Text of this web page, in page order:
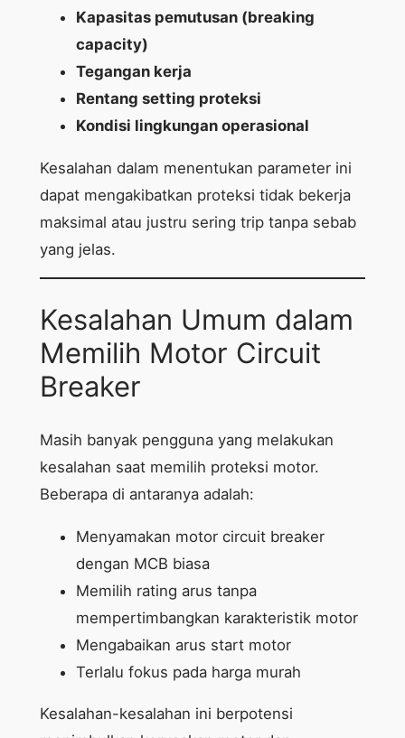
Kapasitas pemutusan (breaking
capacity)
Tegangan kerja
Rentang setting proteksi
Kondisi lingkungan operasional
Kesalahan dalam menentukan parameter ini
dapat mengakibatkan proteksi tidak bekerja
maksimal atau justru sering trip tanpa sebab
yang jelas.
Kesalahan Umum dalam
Memilih Motor Circuit
Breaker
Masih banyak pengguna yang melakukan
kesalahan saat memilih proteksi motor.
Beberapa di antaranya adalah:
Menyamakan motor circuit breaker
dengan MCB biasa
Memilih rating arus tanpa
mempertimbangkan karakteristik motor
Mengabaikan arus start motor
Terlalu fokus pada harga murah
Kesalahan-kesalahan ini berpotensi